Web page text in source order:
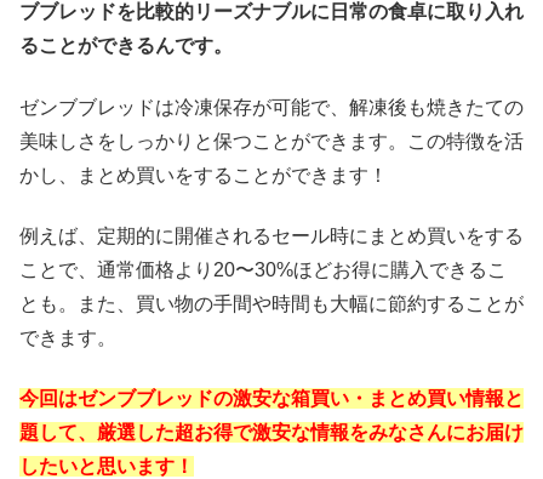
ブブレッドを比較的リーズナブルに日常の食卓に取り入れ
ることができるんです。
ゼンブブレッドは冷凍保存が可能で、解凍後も焼きたての
美味しさをしっかりと保つことができます。この特徴を活
かし、まとめ買いをすることができます！
例えば、定期的に開催されるセール時にまとめ買いをする
ことで、通常価格より20〜30%ほどお得に購入できるこ
とも。また、買い物の手間や時間も大幅に節約することが
できます。
今回はゼンブブレッドの激安な箱買い・まとめ買い情報と
題して、厳選した超お得で激安な情報をみなさんにお届け
したいと思います！